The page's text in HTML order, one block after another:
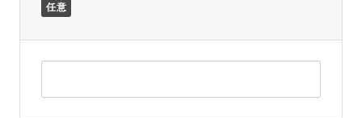
任意